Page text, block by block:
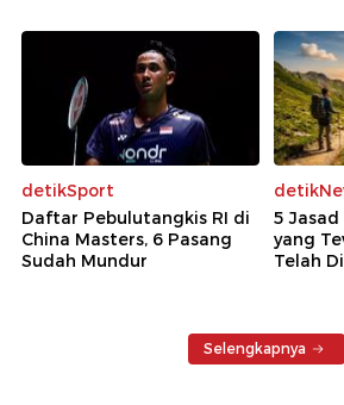
detikSport
Daftar Pebulutangkis RI di
China Masters, 6 Pasang
Sudah Mundur
5
yang
Telah
Selengkapnya